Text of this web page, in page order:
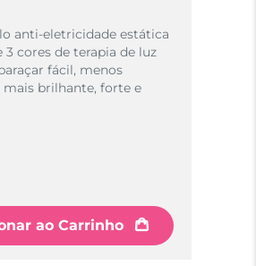
anti-eletricidade estática
cores de terapia de luz
fácil, menos
mais brilhante, forte e
ao Carrinho